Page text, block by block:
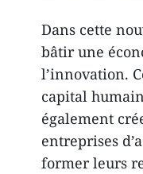
Dans cette
bâtir une
l’innovation.
capital
également
entreprises
former leurs